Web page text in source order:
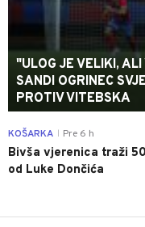
"ULOG JE VELIKI,
SANDI OGRINEC
PROTIV VITEBSKA
KOŠARKA Pre 6 h
Bivša vjerenica traži
od Luke Dončića